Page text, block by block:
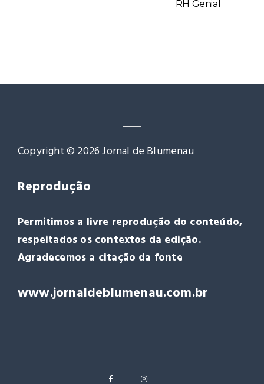
RH Genial
Copyright © 2026 Jornal de Blumenau
Reprodução
Permitimos a livre reprodução do conteúdo,
respeitados os contextos da edição.
Agradecemos a citação da fonte
www.jornaldeblumenau.com.br